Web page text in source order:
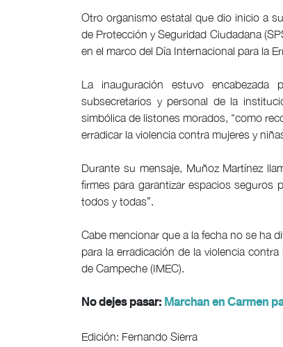
Otro organismo estatal que dio inicio a
de Protección y Seguridad Ciudadana
en el marco del Día Internacional para la
La inauguración estuvo
subsecretarios y personal de la
simbólica de listones morados, "como
erradicar la violencia contra mujeres y
Durante su mensaje, Muñoz Martínez
firmes para garantizar espacios seguros
todos y todas”.
Cabe mencionar que a la fecha no se ha
para la erradicación de la violencia
de Campeche (IMEC).
No dejes pasar: Marchan en Carmen
Edición: Fernando Sierra